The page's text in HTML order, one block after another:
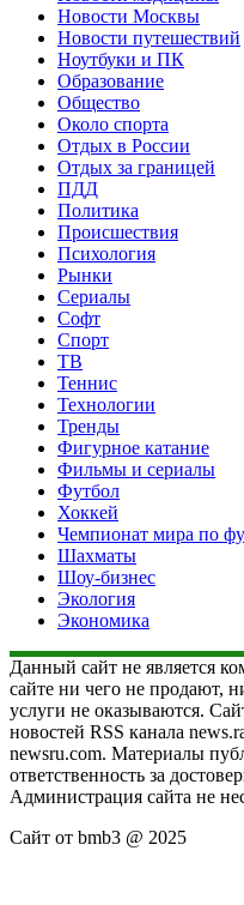
Новости Москвы
Новости путешествий
Ноутбуки и ПК
Образование
Общество
Около спорта
Отдых в России
Отдых за границей
ПДД
Политика
Происшествия
Психология
Рынки
Сериалы
Софт
Спорт
ТВ
Теннис
Технологии
Тренды
Фигурное катание
Фильмы и сериалы
Футбол
Хоккей
Чемпионат мира по
Шахматы
Шоу-бизнес
Экология
Экономика
Данный сайт не является
сайте ни чего не продают,
услуги не оказываются.
новостей RSS канала
newsru.com. Материалы
ответственность за
Администрация сайта не
Сайт от bmb3 @ 2025